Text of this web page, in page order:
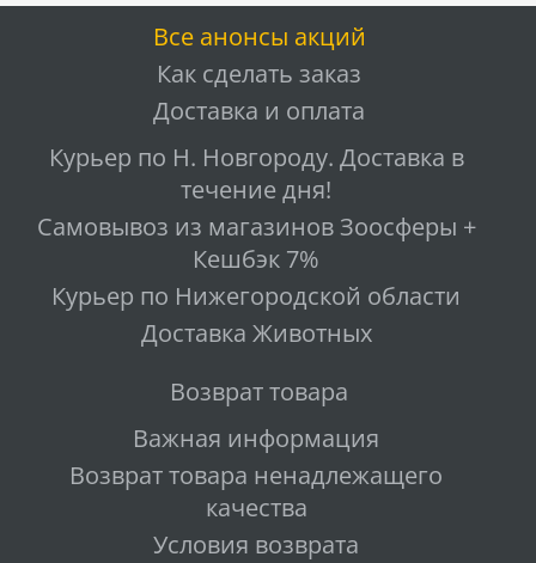
Все анонсы акций
Как сделать заказ
Доставка и оплата
Курьер по Н. Новгороду. Доставка в
течение дня!
Самовывоз из магазинов Зоосферы +
Кешбэк 7%
Курьер по Нижегородской области
Доставка Животных
Возврат товара
Важная информация
Возврат товара ненадлежащего
качества
Условия возврата